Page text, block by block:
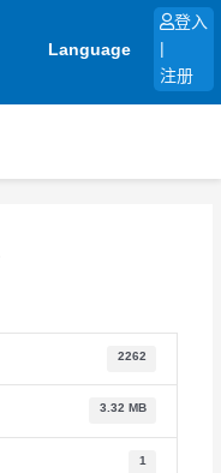
Language
登入
注册
2262
3.32 MB
1